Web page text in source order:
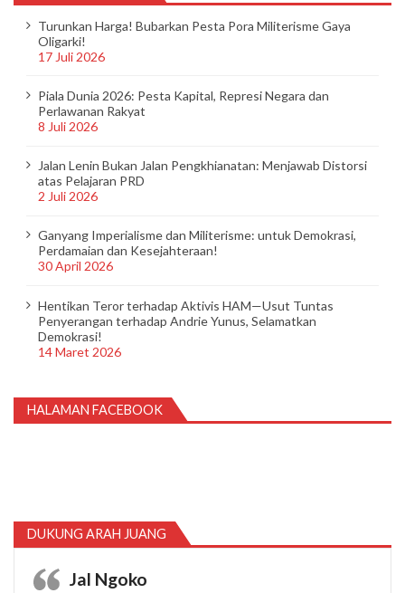
Turunkan Harga! Bubarkan Pesta Pora Militerisme Gaya
Oligarki!
17 Juli 2026
Piala Dunia 2026: Pesta Kapital, Represi Negara dan
Perlawanan Rakyat
8 Juli 2026
Jalan Lenin Bukan Jalan Pengkhianatan: Menjawab Distorsi
atas Pelajaran PRD
2 Juli 2026
Ganyang Imperialisme dan Militerisme: untuk Demokrasi,
Perdamaian dan Kesejahteraan!
30 April 2026
Hentikan Teror terhadap Aktivis HAM—Usut Tuntas
Penyerangan terhadap Andrie Yunus, Selamatkan
Demokrasi!
14 Maret 2026
HALAMAN FACEBOOK
DUKUNG ARAH JUANG
Jal Ngoko